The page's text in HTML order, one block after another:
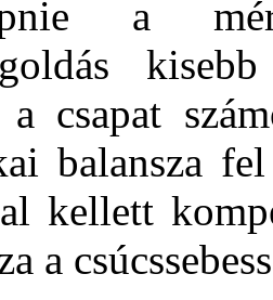
a
a csapat
balansza
kellett
a